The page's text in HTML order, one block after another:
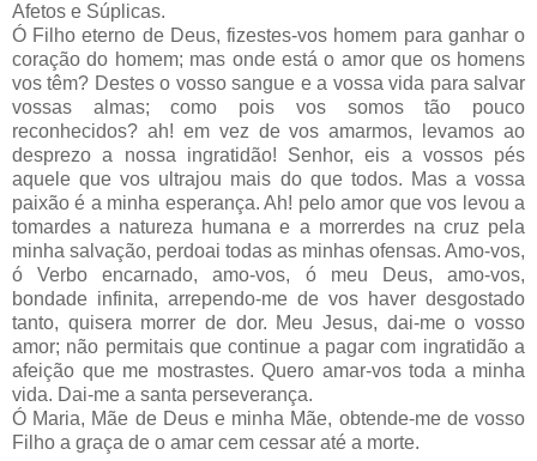
Afetos e Súplicas.
Ó Filho eterno de Deus, fizestes-vos homem para ganhar o
coração do homem; mas onde está o amor que os homens
vos têm? Destes o vosso sangue e a vossa vida para salvar
vossas almas; como pois vos somos tão pouco
reconhecidos? ah! em vez de vos amarmos, levamos ao
desprezo a nossa ingratidão! Senhor, eis a vossos pés
aquele que vos ultrajou mais do que todos. Mas a vossa
paixão é a minha esperança. Ah! pelo amor que vos levou a
tomardes a natureza humana e a morrerdes na cruz pela
minha salvação, perdoai todas as minhas ofensas. Amo-vos,
ó Verbo encarnado, amo-vos, ó meu Deus, amo-vos,
bondade infinita, arrependo-me de vos haver desgostado
tanto, quisera morrer de dor. Meu Jesus, dai-me o vosso
amor; não permitais que continue a pagar com ingratidão a
afeição que me mostrastes. Quero amar-vos toda a minha
vida. Dai-me a santa perseverança.
Ó Maria, Mãe de Deus e minha Mãe, obtende-me de vosso
Filho a graça de o amar cem cessar até a morte.